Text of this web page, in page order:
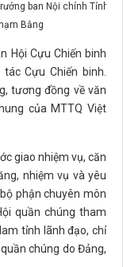
ban Nội chính Tỉnh
Bằng
Hội Cựu Chiến binh
Cựu Chiến binh.
tương đồng về văn
của MTTQ Việt
giao nhiệm vụ, căn
nhiệm vụ và yêu
phận chuyên môn
quần chúng tham
tỉnh lãnh đạo, chỉ
chúng do Đảng,